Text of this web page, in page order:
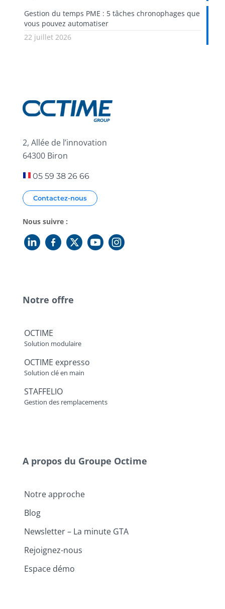
Gestion du temps PME : 5 tâches chronophages que
vous pouvez automatiser
22 juillet 2026
2, Allée de l’innovation
64300 Biron
05 59 38 26 66
Contactez-nous
Nous suivre :
Notre offre
OCTIME
Solution modulaire
OCTIME expresso
Solution clé en main
STAFFELIO
Gestion des remplacements
A propos du Groupe Octime
Notre approche
Blog
Newsletter – La minute GTA
Rejoignez-nous
Espace démo